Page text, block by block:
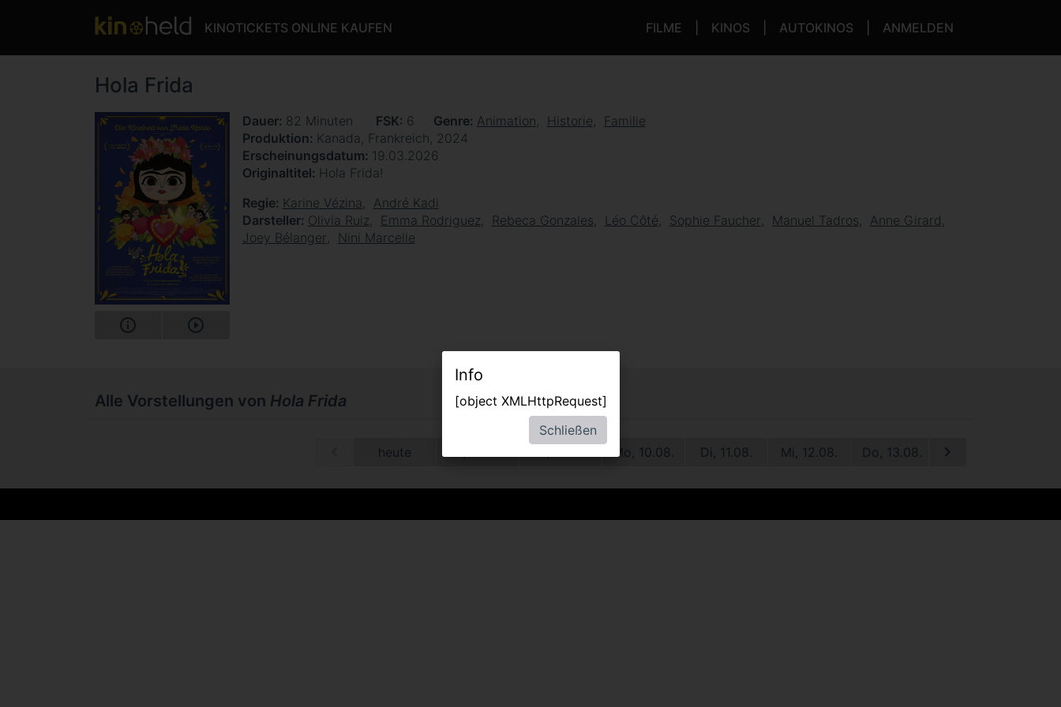
KINOTICKETS ONLINE KAUFEN FILME KINOS AUTOKINOS ANMELDEN
Hola Frida
Dauer 82 Minuten FSK 6 Genre Animation Historie
Familie
Produktion Kanada, Frankreich, 2024
Erscheinungsdatum 19.03.2026
Originaltitel Hola Frida!
Regie Karine Vézina
André Kadi
Darsteller Olivia Ruiz Emma Rodriguez Rebeca Gonzales Léo Côté Sophie Faucher Manuel Tadros
Anne Girard
Joey Bélanger
Nini Marcelle
Alle Vorstellungen von Hola Frida
heute Mo, 10.08. Di, 11.08. Mi, 12.08. Do, 13.08. Fr, 14.08.
Info
[object XMLHttpRequest]
Schließen